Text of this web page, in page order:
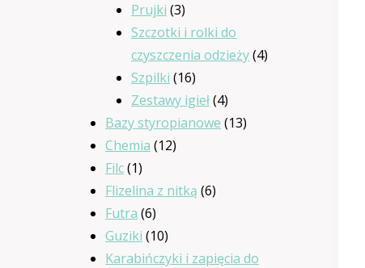
Prujki 33
produkty
Szczotki i rolki do
czyszczenia odzieży 44
Szpilki 1616
produktów
Zestawy igieł 44
produkty
Bazy styropianowe 1313
Chemia 1212
Filc 11
produkt
Flizelina z nitką 66
Futra 66
produktów
Guziki 1010
produktów
Karabińczyki i zapięcia do